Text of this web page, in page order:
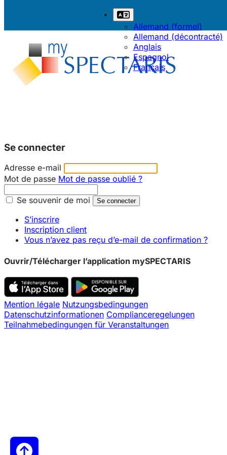
Allemand (formel)
Allemand (décontracté)
Anglais
Espagnol
Français
Se connecter
Adresse e-mail
Mot de passe Mot de passe oublié ?
Se souvenir de moi
S’inscrire
Inscription client
Vous n’avez pas reçu d’e-mail de confirmation ?
Ouvrir/Télécharger l’application mySPECTARIS
Mention légale Nutzungsbedingungen
Datenschutzinformationen Complianceregelungen
Teilnahmebedingungen für Veranstaltungen